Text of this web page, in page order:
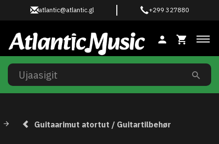
atlantic@atlantic.gl +299 327880
Guitaarimut atortut / Guitartilbehør